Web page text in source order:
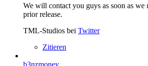
We will contact you guys as soon as we
prior release.
TML-Studios bei Twitter
Zitieren
b3nzmoney